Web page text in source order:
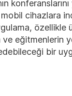
konferanslarını
mobil cihazlara
özellikle
ve eğitmenlerin
bir